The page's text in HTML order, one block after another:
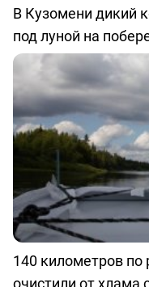
В Кузомени дикий
под луной на
140 километров по
очистили от хлама